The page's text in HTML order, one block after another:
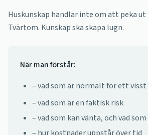
Huskunskap handlar inte om att peka
Tvärtom. Kunskap ska skapa lugn.
När man förstår:
– vad som är normalt för ett visst
– vad som är en faktisk risk
– vad som kan vänta, och vad